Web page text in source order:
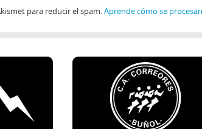
para reducir el spam.Aprende cómo se